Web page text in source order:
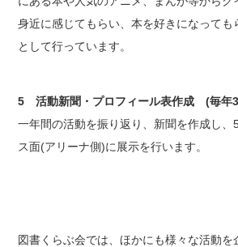
身近に感じてもらい、本を好きになっても
として行っています。
5 活動新聞・プロフィール表作成 (毎年
一年間の活動を振り返り、新聞を作成し、
ス面(アリーナ側)に展示を行います。
図書くらぶ会では、ほかにも様々な活動を